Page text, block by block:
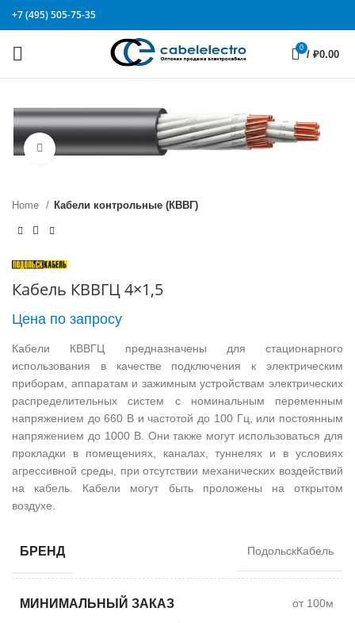
+7 (495) 505-75-35
0
/ ₽0.00
Click to enlarge
Home Кабели контрольные (КВВГ)
Кабель КВВГЦ 4×1,5
Цена по запросу
Кабели КВВГЦ предназначены для стационарного
использования в качестве подключения к электрическим
приборам, аппаратам и зажимным устройствам электрических
распределительных систем с номинальным переменным
напряжением до 660 В и частотой до 100 Гц, или постоянным
напряжением до 1000 В. Они также могут использоваться для
прокладки в помещениях, каналах, туннелях и в условиях
агрессивной среды, при отсутствии механических воздействий
на кабель. Кабели могут быть проложены на открытом
воздухе.
БРЕНД ПодольскКабель
МИНИМАЛЬНЫЙ ЗАКАЗ от 100м